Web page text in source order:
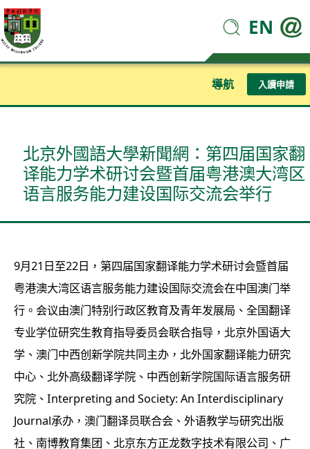
EN
導航 入讀申請
北京外國語大學新聞網：第四届国家翻
译能力学术研讨会暨首届粤港澳大湾区
语言服务能力建设国际交流会举行
9月21日至22日，第四届国家翻译能力学术研讨会暨首届
粤港澳大湾区语言服务能力建设国际交流会在中国澳门举
行。会议由澳门特别行政区教育及青年发展局、全国翻译
专业学位研究生教育指导委员会联合指导，北京外国语大
学、澳门中西创新学院共同主办，北外国家翻译能力研究
中心、北外高级翻译学院、中西创新学院国际语言服务研
究院、Interpreting and Society: An Interdisciplinary
Journal承办，澳门翻译员联合会、外语教学与研究出版
社、南博教育集团、北京东方正龙数字技术有限公司、广